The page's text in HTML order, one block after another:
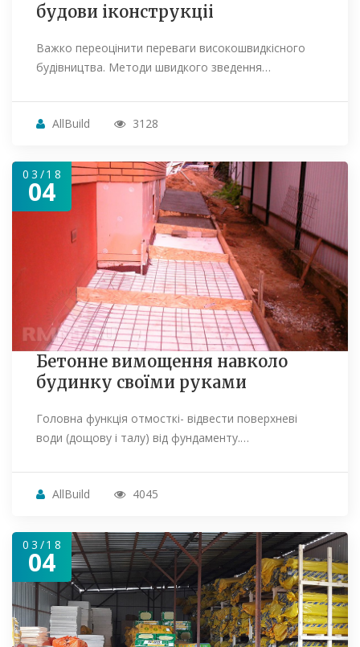
будови іконструкціі
Важко переоцінити переваги високошвидкісного
будівництва. Методи швидкого зведення…
AllBuild 3128
03/18
04
Бетонне вимощення навколо
будинку своїми руками
Головна функція отмосткі- відвести поверхневі
води (дощову і талу) від фундаменту.…
AllBuild 4045
03/18
04